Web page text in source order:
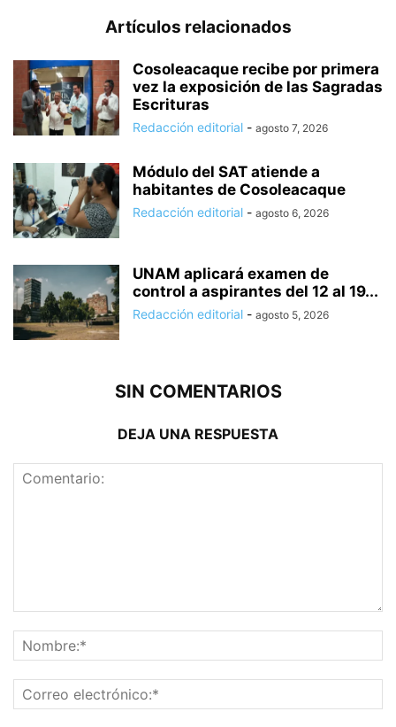
Artículos relacionados
Cosoleacaque recibe por primera
vez la exposición de las Sagradas
Escrituras
Redacción editorial - agosto 7, 2026
Módulo del SAT atiende a
habitantes de Cosoleacaque
Redacción editorial - agosto 6, 2026
UNAM aplicará examen de
control a aspirantes del 12 al 19...
Redacción editorial - agosto 5, 2026
SIN COMENTARIOS
DEJA UNA RESPUESTA